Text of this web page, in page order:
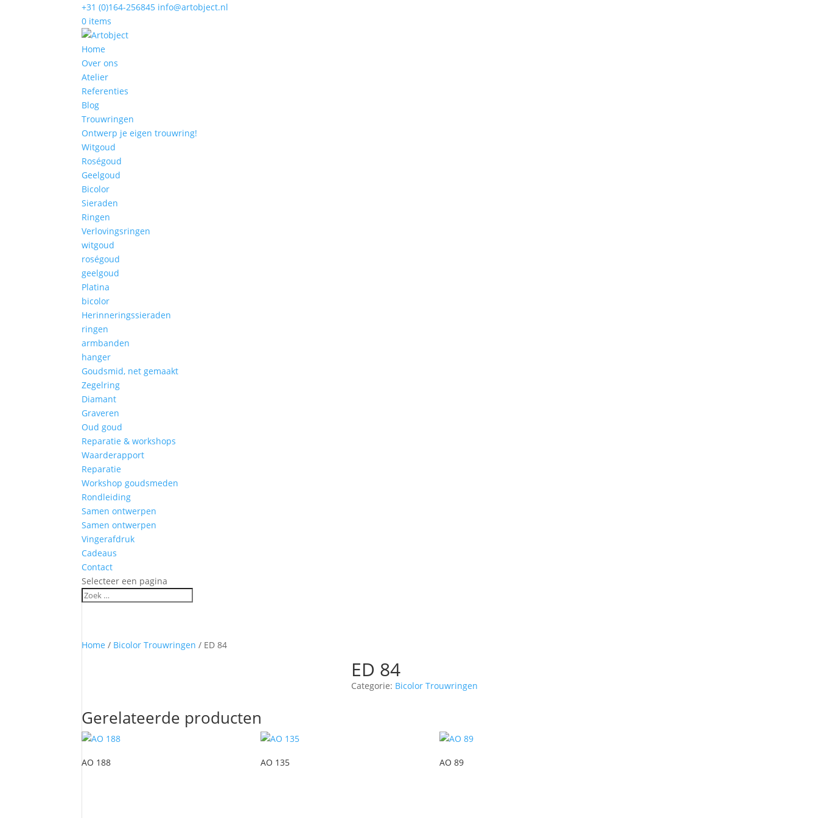
+31 (0)164-256845 info@artobject.nl
0 items
Home
Over ons
Atelier
Referenties
Blog
Trouwringen
Ontwerp je eigen trouwring!
Witgoud
Roségoud
Geelgoud
Bicolor
Sieraden
Ringen
Verlovingsringen
witgoud
roségoud
geelgoud
Platina
bicolor
Herinneringssieraden
ringen
armbanden
hanger
Goudsmid, net gemaakt
Zegelring
Diamant
Graveren
Oud goud
Reparatie & workshops
Waarderapport
Reparatie
Workshop goudsmeden
Rondleiding
Samen ontwerpen
Samen ontwerpen
Vingerafdruk
Cadeaus
Contact
Selecteer een pagina
Home / Bicolor Trouwringen / ED 84
ED 84
Categorie: Bicolor Trouwringen
Gerelateerde producten
AO 188 AO 135 AO 89